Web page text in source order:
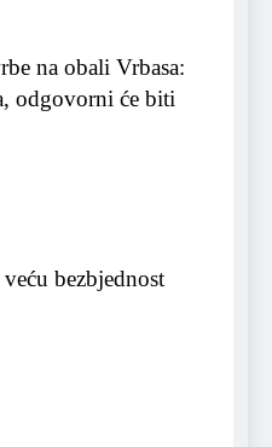
na obali Vrbasa:
odgovorni će biti
bezbjednost